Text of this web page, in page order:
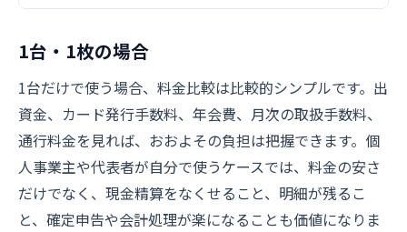
1台・1枚の場合
1台だけで使う場合、料金比較は比較的シンプルです。出
資金、カード発行手数料、年会費、月次の取扱手数料、
通行料金を見れば、おおよその負担は把握できます。個
人事業主や代表者が自分で使うケースでは、料金の安さ
だけでなく、現金精算をなくせること、明細が残るこ
と、確定申告や会計処理が楽になることも価値になりま